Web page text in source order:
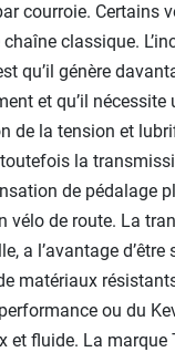
courroie. Certains
classique.
qu’il génère
et qu’il nécessite
de la tension et
la
de pédalage
vélo de route. La
a l’avantage d’être
matériaux
ou du
et fluide. La marque